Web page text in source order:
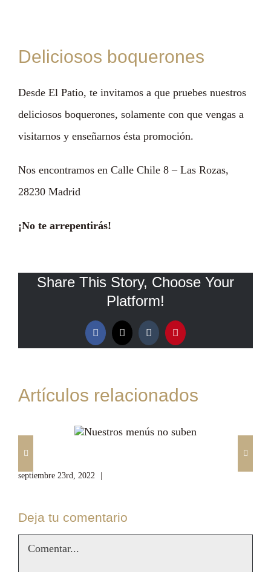
Deliciosos boquerones
Desde El Patio, te invitamos a que pruebes nuestros
deliciosos boquerones, solamente con que vengas a
visitarnos y enseñarnos ésta promoción.
Nos encontramos en Calle Chile 8 – Las Rozas,
28230 Madrid
¡No te arrepentirás!
Share This Story, Choose Your
Platform!
Facebook
X TumblrPinterest
Artículos relacionados
Nuestros menús no suben
septiembre 23rd, 2022
Deja tu comentario
Comentar